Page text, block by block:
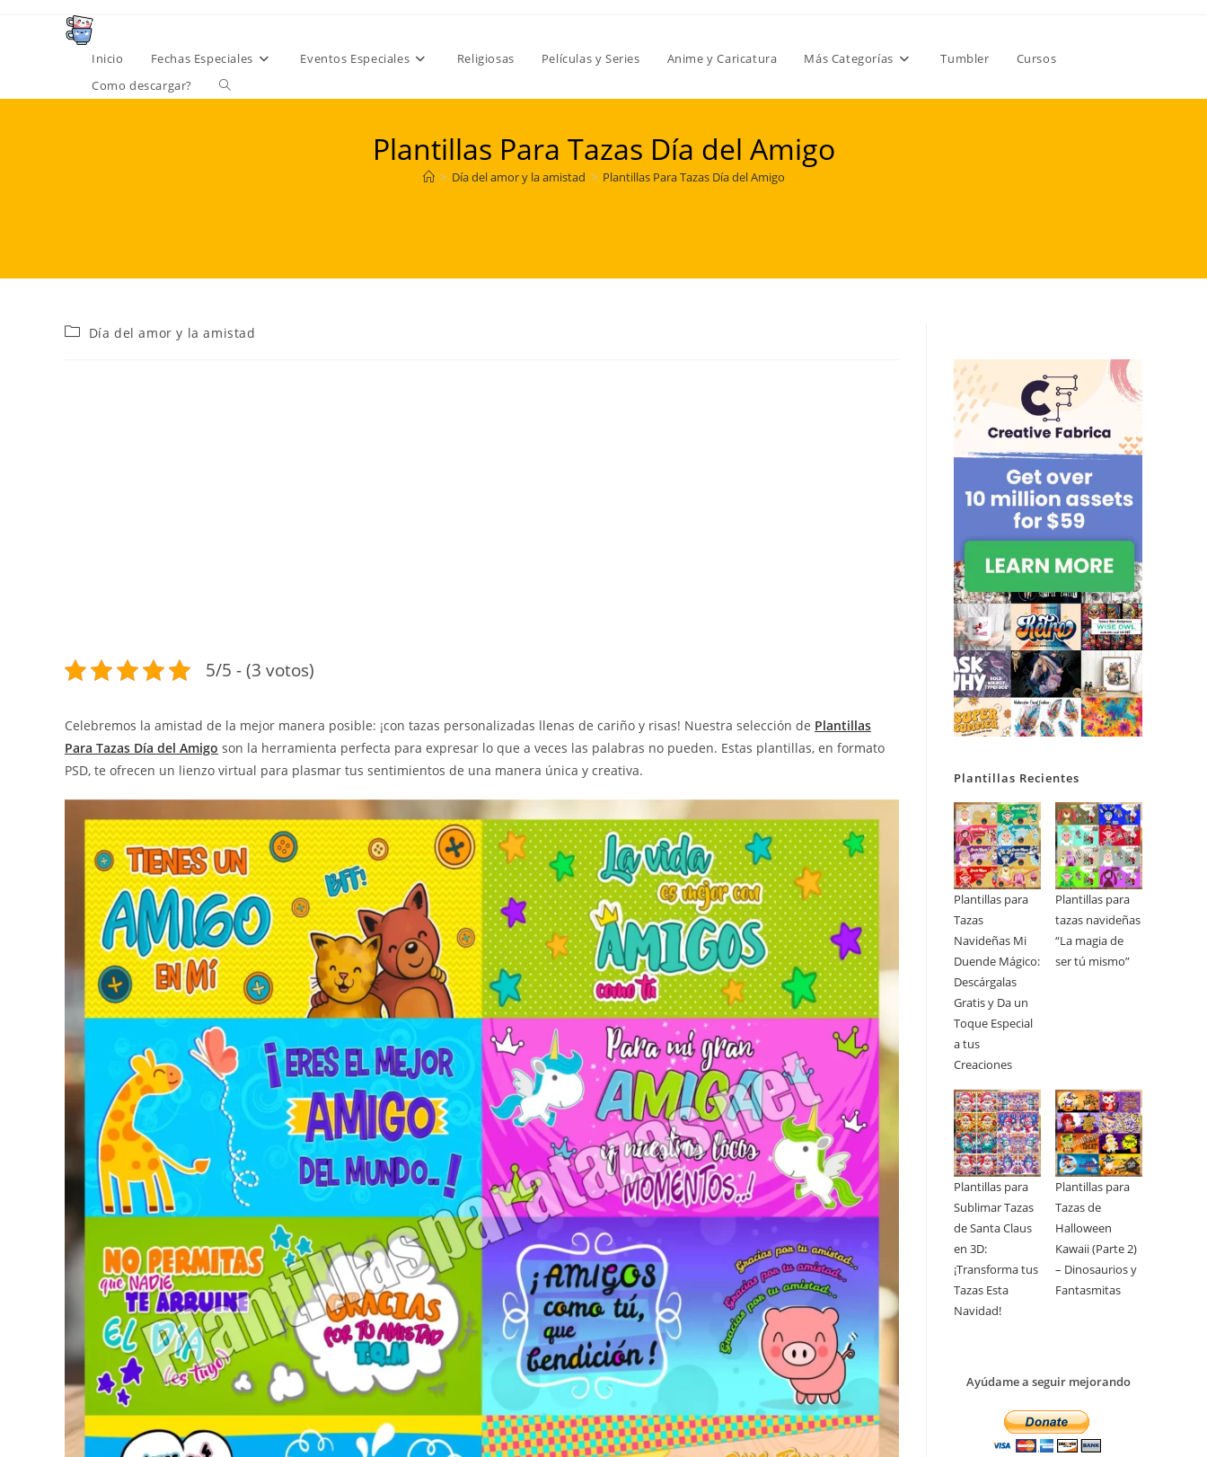
Inicio Fechas Especiales Eventos Especiales Religiosas Películas y Series Anime y Caricatura Más Categorías Tumbler
Cursos
Como descargar?
Alternar
Plantillas Para Tazas Día del Amigo
> Día del amor y la amistad > Plantillas Para Tazas Día del Amigo
Categoría
Día del amor y la amistad
5/5 - (3 votos)
Celebremos la amistad de la mejor manera posible: ¡con tazas personalizadas llenas de cariño y risas! Nuestra selección de Plantillas
Para Tazas Día del Amigo son la herramienta perfecta para expresar lo que a veces las palabras no pueden. Estas plantillas, en formato
PSD, te ofrecen un lienzo virtual para plasmar tus sentimientos de una manera única y creativa.
Plantillas Recientes
Plantillas para
Tazas
Navideñas Mi
Duende Mágico:
Descárgalas
Gratis y Da un
Toque Especial
a tus
Creaciones
Plantillas para
tazas navideñas
“La magia de
ser tú mismo”
Plantillas para
Sublimar Tazas
de Santa Claus
en 3D:
¡Transforma tus
Tazas Esta
Navidad!
Plantillas para
Tazas de
Halloween
Kawaii (Parte 2)
– Dinosaurios y
Fantasmitas
Ayúdame a seguir mejorando